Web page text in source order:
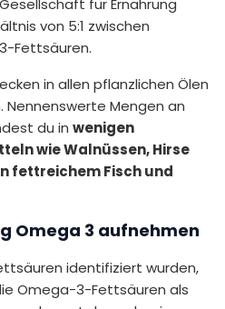
von 5:1 zwischen
Fettsäuren.
in allen pflanzlichen Ölen
Nennenswerte Mengen an
du in wenigen
wie Walnüssen, Hirse
fettreichem Fisch und
Omega 3 aufnehmen
identifiziert wurden,
Omega-3-Fettsäuren als